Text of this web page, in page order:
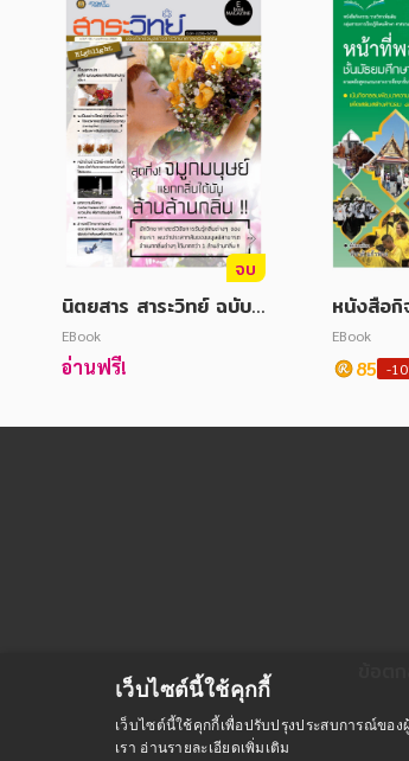
จบ
นิตยสาร สาระวิทย์ ฉบับที่
56, พฤศจิกายน 2560
EBook
อ่านฟรี!
หนังสือกิ
มือง 5-6
51)
EBook
85 -
เว็บไซต์นี้ใช้คุกกี้
เว็บไซต์นี้ใช้คุกกี้เพื่อปรับปรุงประสบการณ์ขอ
เรา อ่านรายละเอียดเพิ่มเติม